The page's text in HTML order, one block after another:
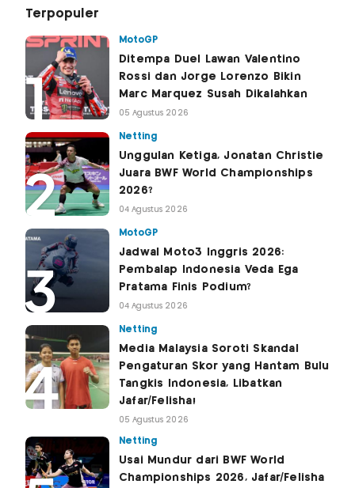
Terpopuler
MotoGP
Ditempa Duel Lawan Valentino
Rossi dan Jorge Lorenzo Bikin
Marc Marquez Susah Dikalahkan
05 Agustus 2026
Netting
Unggulan Ketiga, Jonatan Christie
Juara BWF World Championships
2026?
04 Agustus 2026
MotoGP
Jadwal Moto3 Inggris 2026:
Pembalap Indonesia Veda Ega
Pratama Finis Podium?
04 Agustus 2026
Netting
Media Malaysia Soroti Skandal
Pengaturan Skor yang Hantam Bulu
Tangkis Indonesia, Libatkan
Jafar/Felisha!
05 Agustus 2026
Netting
Usai Mundur dari BWF World
Championships 2026, Jafar/Felisha